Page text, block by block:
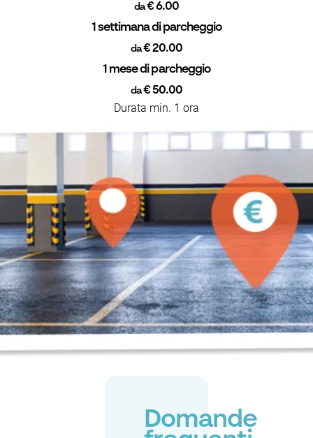
da€ 6.00
1 settimana di parcheggio
da€ 20.00
1 mese di parcheggio
da€ 50.00
Durata min. 1 ora
Domande